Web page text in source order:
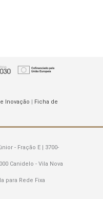
Inovação | Ficha de
- Fração E | 3700-
Canidelo - Vila Nova
para Rede Fixa